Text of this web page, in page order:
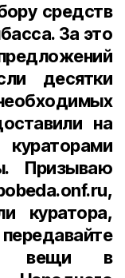
средств
За это
десятки
на
Призываю
куратора,
вещи в